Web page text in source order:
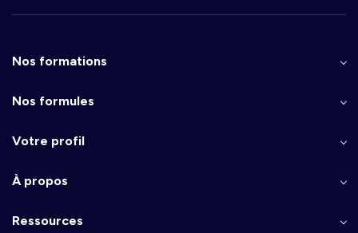
Nos formations
Nos formules
Votre profil
À propos
Ressources